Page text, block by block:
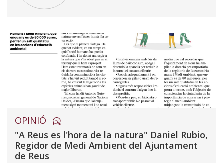
OPINIÓ
"A Reus es l'hora de la natura" Daniel Rubio,
Regidor de Medi Ambient del Ajuntament
de Reus